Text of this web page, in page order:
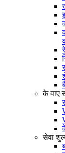
के वाए
सेवा